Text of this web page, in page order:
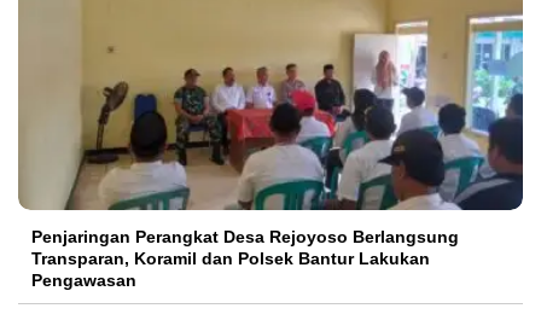
Penjaringan Perangkat Desa Rejoyoso Berlangsung
Transparan, Koramil dan Polsek Bantur Lakukan
Pengawasan